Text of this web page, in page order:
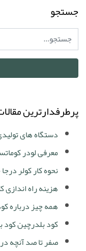
جستجو
پرطرفدارترین
دستگاه های
معرفی لودر
نحوه کار کولر
هزینه راه
همه چیز درباره
کود بلدرچین کود
صفر تا صد آنچه